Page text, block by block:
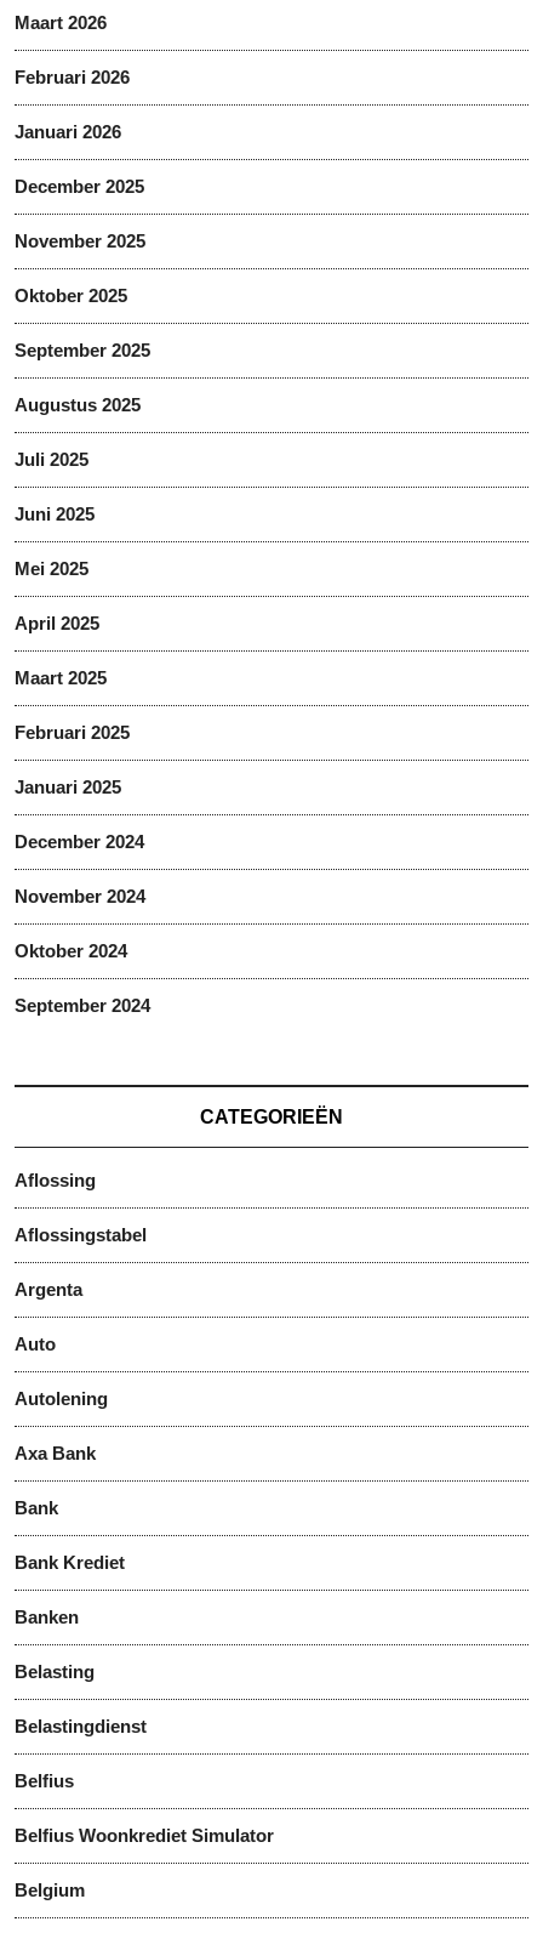
Maart 2026
Februari 2026
Januari 2026
December 2025
November 2025
Oktober 2025
September 2025
Augustus 2025
Juli 2025
Juni 2025
Mei 2025
April 2025
Maart 2025
Februari 2025
Januari 2025
December 2024
November 2024
Oktober 2024
September 2024
CATEGORIEËN
Aflossing
Aflossingstabel
Argenta
Auto
Autolening
Axa Bank
Bank
Bank Krediet
Banken
Belasting
Belastingdienst
Belfius
Belfius Woonkrediet Simulator
Belgium